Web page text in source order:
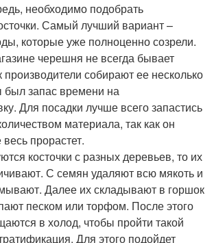
необходимо подобрать
Самый лучший вариант –
которые уже полноценно созрели.
черешня не всегда бывает
производители собирают ее несколько
был запас времени на
Для посадки лучше всего запастись
материала, так как он
прорастет.
косточки с разных деревьев, то их
С семян удаляют всю мякоть и
Далее их складывают в горшок
песком или торфом. После этого
в холод, чтобы пройти такой
Для этого подойдет